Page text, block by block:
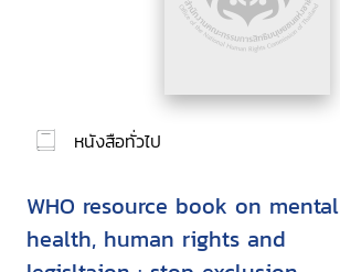
หนังสือทั่วไป
WHO resource book on mental
health, human rights and